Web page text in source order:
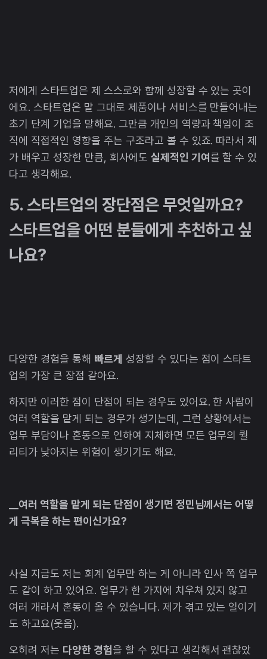
저에게 스타트업은 제 스스로와 함께 성장할 수 있는 곳이
에요. 스타트업은 말 그대로 제품이나 서비스를 만들어내는
초기 단계 기업을 말해요. 그만큼 개인의 역량과 책임이 조
직에 직접적인 영향을 주는 구조라고 볼 수 있죠. 따라서 제
가 배우고 성장한 만큼, 회사에도 실제적인 기여를 할 수 있
다고 생각해요.
5. 스타트업의 장단점은 무엇일까요?
스타트업을 어떤 분들에게 추천하고 싶
나요?
다양한 경험을 통해 빠르게 성장할 수 있다는 점이 스타트
업의 가장 큰 장점 같아요.
하지만 이러한 점이 단점이 되는 경우도 있어요. 한 사람이
여러 역할을 맡게 되는 경우가 생기는데, 그런 상황에서는
업무 부담이나 혼동으로 인하여 지체하면 모든 업무의 퀄
리티가 낮아지는 위험이 생기기도 해요.
__여러 역할을 맡게 되는 단점이 생기면 정민님께서는 어떻
게 극복을 하는 편이신가요?
사실 지금도 저는 회계 업무만 하는 게 아니라 인사 쪽 업무
도 같이 하고 있어요. 업무가 한 가지에 치우쳐 있지 않고
여러 개라서 혼동이 올 수 있습니다. 제가 겪고 있는 일이기
도 하고요(웃음).
오히려 저는 다양한 경험을 할 수 있다고 생각해서 괜찮았